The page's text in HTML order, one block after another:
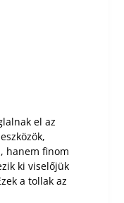
el az
hanem finom
ki viselőjük
a tollak az